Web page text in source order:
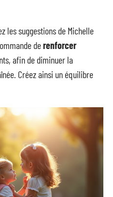
les suggestions de Michelle
derenforcer
afin de diminuer la
Créez ainsi un équilibre